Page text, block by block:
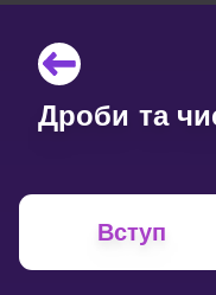
Дроби та
Вступ